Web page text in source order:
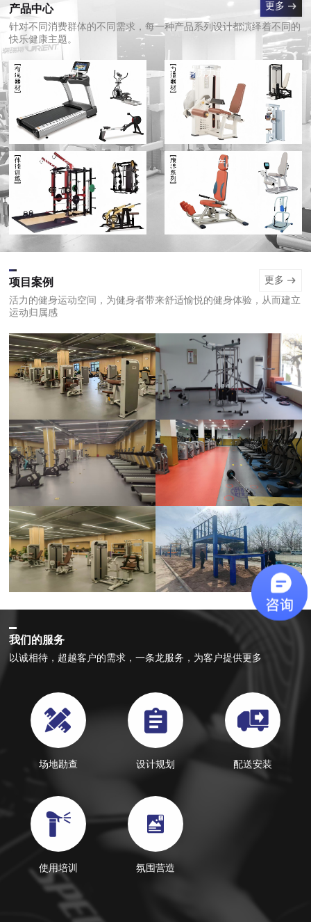
更多
产品中心
针对不同消费群体的不同需求，每一种产品系列设计都演绎着不同的
快乐健康主题。
有氧健身器材 健身房力量健身器材
体能训练综合健身器材 康养系列产品
更多
项目案例
活力的健身运动空间，为健身者带来舒适愉悦的健身体验，从而建立
运动归属感
我们的服务
以诚相待，超越客户的需求，一条龙服务，为客户提供更多
场地勘查 设计规划 配送安装
使用培训 氛围营造